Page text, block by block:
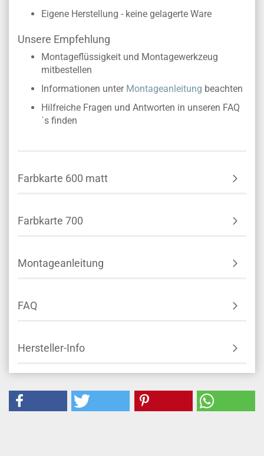
Eigene Herstellung - keine gelagerte Ware
Unsere Empfehlung
Montageflüssigkeit und Montagewerkzeug
mitbestellen
Informationen unter Montageanleitung beachten
Hilfreiche Fragen und Antworten in unseren FAQ
´s finden
Farbkarte 600 matt
Farbkarte 700
Montageanleitung
FAQ
Hersteller-Info